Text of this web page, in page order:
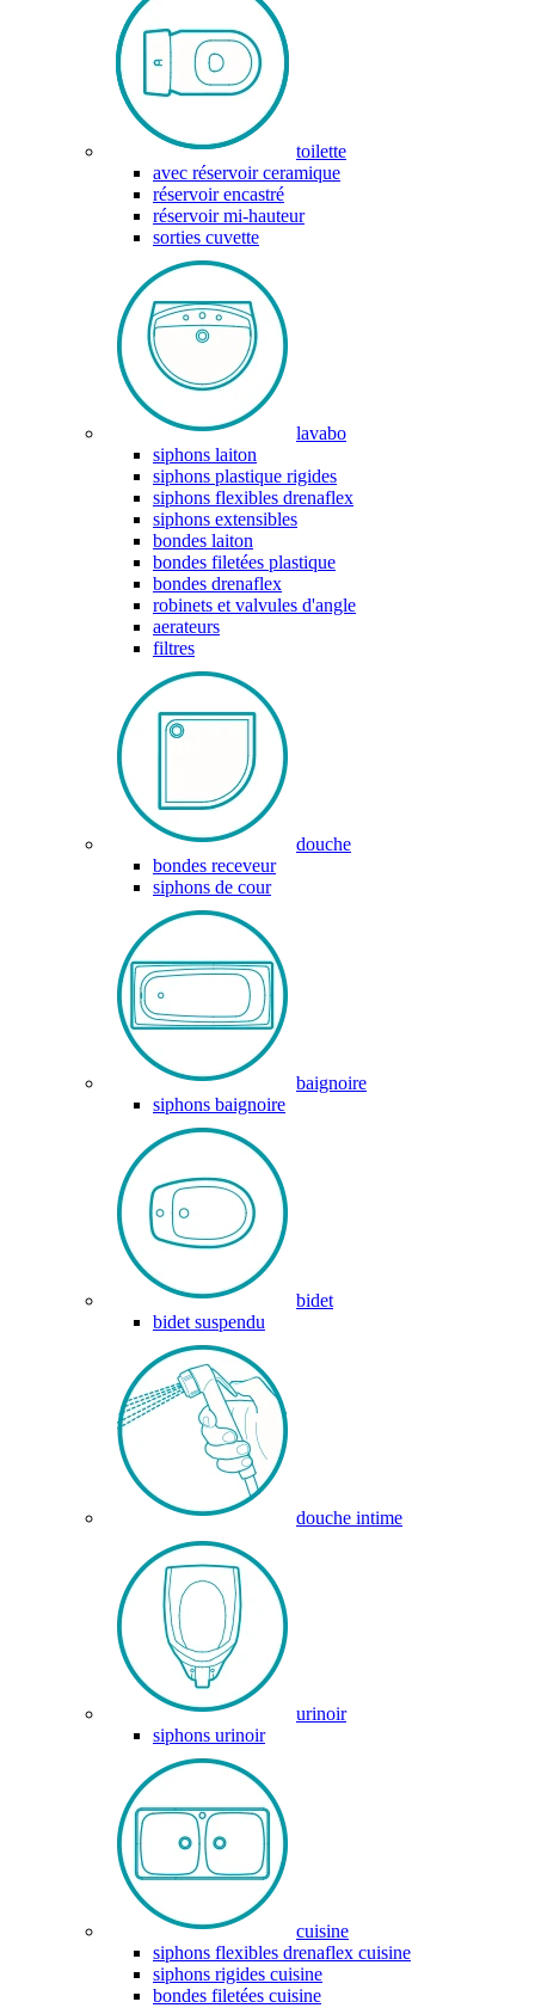
toilette
avec réservoir ceramique
réservoir encastré
réservoir mi-hauteur
sorties cuvette
lavabo
siphons laiton
siphons plastique rigides
siphons flexibles drenaflex
siphons extensibles
bondes laiton
bondes filetées plastique
bondes drenaflex
robinets et valvules d'angle
aerateurs
filtres
douche
bondes receveur
siphons de cour
baignoire
siphons baignoire
bidet
bidet suspendu
douche intime
urinoir
siphons urinoir
cuisine
siphons flexibles drenaflex cuisine
siphons rigides cuisine
bondes filetées cuisine